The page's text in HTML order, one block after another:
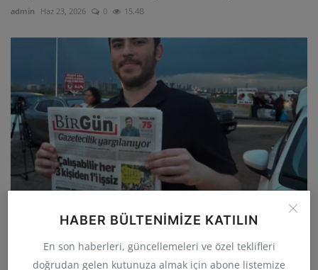
HABER BÜLTENIMIZE KATILIN
En son haberleri, güncellemeleri ve özel teklifleri
doğrudan gelen kutunuza almak için abone listemize
admin Haz 23, 2026 0 15.4B
Tahliye...